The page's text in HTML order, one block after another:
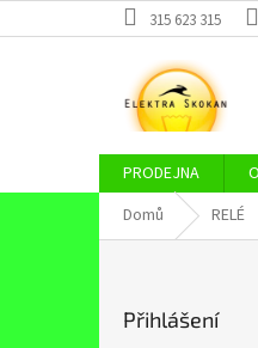
na
315 623 315
PRODEJNA
Domů
RELÉ
Přihlášení